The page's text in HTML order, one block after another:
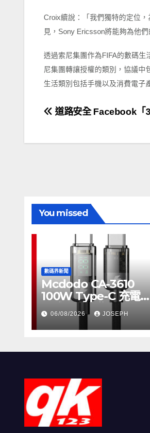
Croix續說：「我們獨特的定位
見， Sony Ericsson將能夠為他
透過索尼集團作為FIFA的數碼生
尼集團轉讓授權的類別，協議中
生活類別包括手機以及消費電子
文道路安全 Facebook「
You missed
數碼界新聞
Mcdodo CA-3610
100W Type-C 充電線
正式上市，售價
HK$115
06/08/2026 JOSEPH